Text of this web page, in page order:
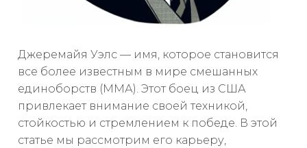
Джеремайя Уэлс — имя, которое становится
все более известным в мире смешанных
единоборств (ММА). Этот боец из США
привлекает внимание своей техникой,
стойкостью и стремлением к победе. В этой
статье мы рассмотрим его карьеру,